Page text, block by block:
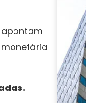
apontam